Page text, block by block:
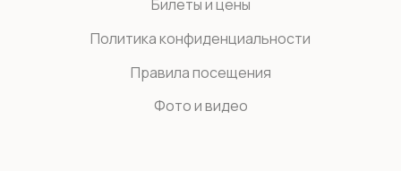
Билеты и цены
Политика конфиденциальности
Правила посещения
Фото и видео